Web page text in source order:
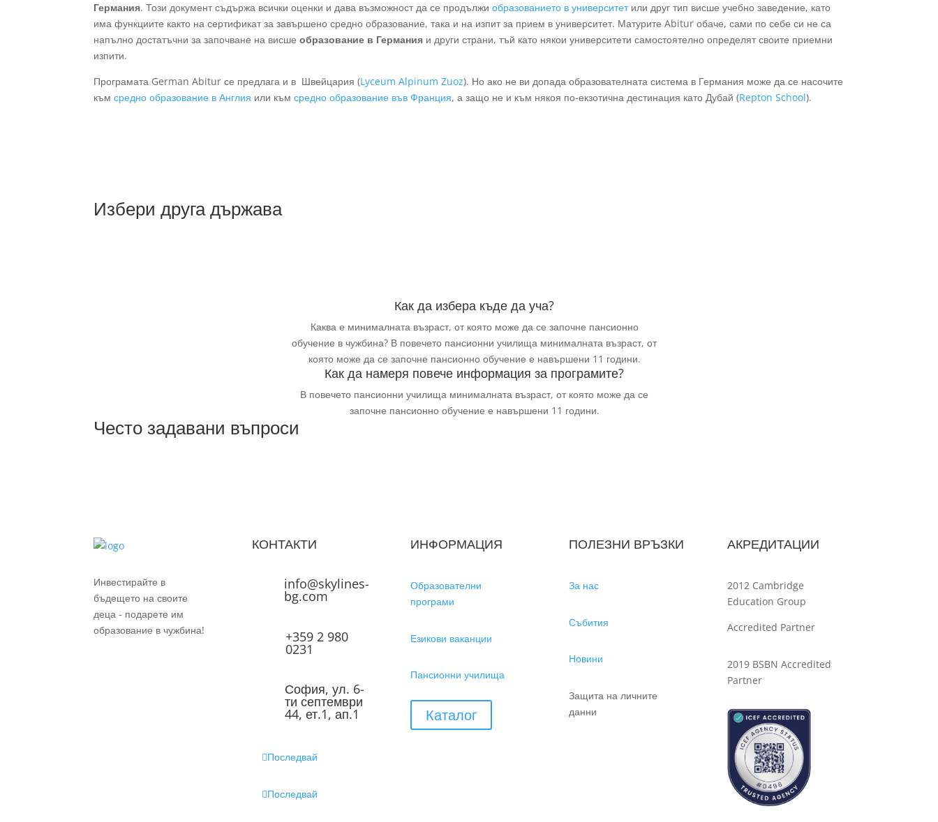
Германия. Този документ съдържа всички оценки и дава възможност да се продължи образованието в университетили друг тип висше учебно заведение, като
има функциите както на сертификат за завършено средно образование, така и на изпит за прием в университет. Матурите Abitur обаче, сами по себе си не са
напълно достатъчни за започване на висшеобразование в Германия и други страни, тъй като някои университети самостоятелно определят своите приемни
изпити.
Програмата German Abitur се предлага и в Швейцария (Lyceum Alpinum Zuoz). Но ако не ви допада образователната система в Германия може да се насочите
къмсредно образование в Англия или къмсредно образование във Франция, а защо не и към някоя по-екзотична дестинация като Дубай (Repton School).
Избери друга държава
Как да избера къде да уча?
Каква е минималната възраст, от която може да се започне пансионно
обучение в чужбина? В повечето пансионни училища минималната възраст, от
която може да се започне пансионно обучение е навършени 11 години.
Как да намеря повече информация за програмите?
В повечето пансионни училища минималната възраст, от която може да се
започне пансионно обучение е навършени 11 години.
Често задавани въпроси
Инвестирайте в
бъдещето на своите
деца - подарете им
образование в чужбина!
КОНТАКТИ
info@skylines-
bg.com
+359 2 980
0231
София, ул. 6-
ти септември
44, ет.1, ап.1
Последвай
Последвай
ИНФОРМАЦИЯ
Образователни
програми
Езикови ваканции
Пансионни училища
Каталог
ПОЛЕЗНИ ВРЪЗКИ
За нас
Събития
Новини
Защита на личните
данни
АКРЕДИТАЦИИ
2012 Cambridge
Education Group
Accredited Partner
2019 BSBN Accredited
Partner